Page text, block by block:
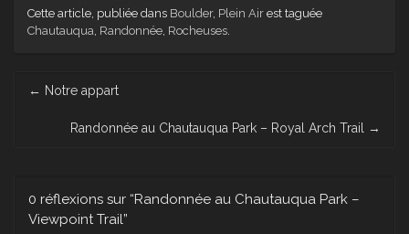
Cette article, publiée dans Boulder, Plein Air est taguée
Chautauqua, Randonnée, Rocheuses.
navigation
← Notre appart
Randonnée au Chautauqua Park – Royal Arch Trail →
0 réflexions sur “Randonnée au Chautauqua Park –
Viewpoint Trail”